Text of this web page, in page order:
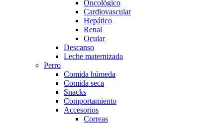
Oncológico
Cardiovascular
Hepático
Renal
Ocular
Descanso
Leche maternizada
Perro
Comida húmeda
Comida seca
Snacks
Comportamiento
Accesorios
Correas